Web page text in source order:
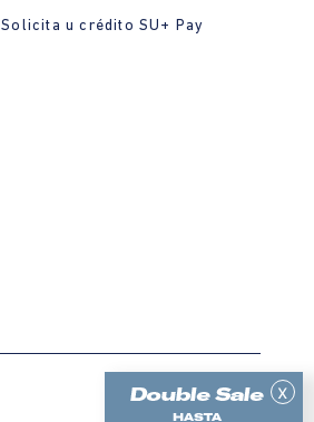
x
Solicita u crédito SU+ Pay